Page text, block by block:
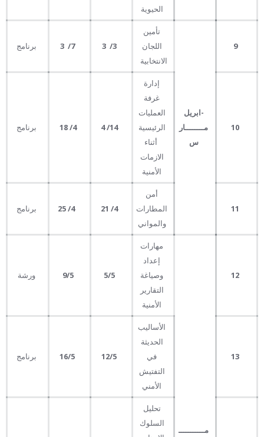
الحيوية
9
-ابريل
مــــــــار
س
تأمين
اللجان
الانتخابية
3
/
3
7
/
3 برنامج
10
إدارة
غرفة
العمليات
الرئيسية
أثناء
الازمات
الأمنية
14
/
4
4/ 18 برنامج
11
أمن
المطارات
والمواني
4/ 21
4/ 25 برنامج
12
مـــــــــــ
مهارات
إعداد
وصياغة
التقارير
الأمنية
5
/5
9/5 ورشة
13
الأساليب
الحديثة
في
التفتيش
الأمني
/5
/5 برنامج
تحليل
السلوك